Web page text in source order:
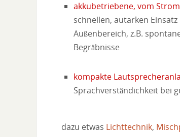
akkubetriebene, vom
schnellen, autarken
Außenbereich, z.B.
Begräbnisse
kompakte
Sprachverständichkeit bei
dazu etwas Lichttechnik,